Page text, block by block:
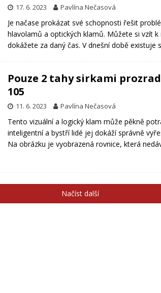
17. 6. 2023 Pavlína Nečasová
Je načase prokázat své schopnosti řešit
hlavolamů a optických klamů. Můžete si vzít
dokážete za daný čas. V dnešní době existuje
Pouze 2 tahy sirkami
105
11. 6. 2023 Pavlína Nečasová
Tento vizuální a logický klam může pěkně
inteligentní a bystří lidé jej dokáží správně
Na obrázku je vyobrazená rovnice, která
Načíst další